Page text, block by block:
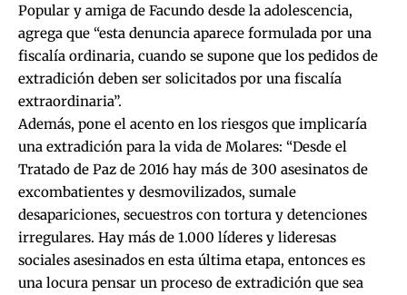
Popular y amiga de Facundo desde la adolescencia,
agrega que “esta denuncia aparece formulada por una
fiscalía ordinaria, cuando se supone que los pedidos de
extradición deben ser solicitados por una fiscalía
extraordinaria”.
Además, pone el acento en los riesgos que implicaría
una extradición para la vida de Molares: “Desde el
Tratado de Paz de 2016 hay más de 300 asesinatos de
excombatientes y desmovilizados, sumale
desapariciones, secuestros con tortura y detenciones
irregulares. Hay más de 1.000 líderes y lideresas
sociales asesinados en esta última etapa, entonces es
una locura pensar un proceso de extradición que sea